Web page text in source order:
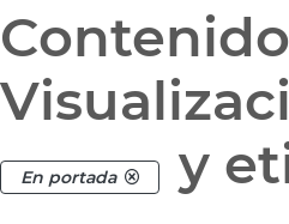
En portada
y